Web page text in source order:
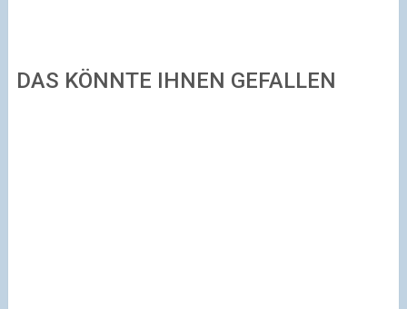
DAS KÖNNTE IHNEN GEFALLEN